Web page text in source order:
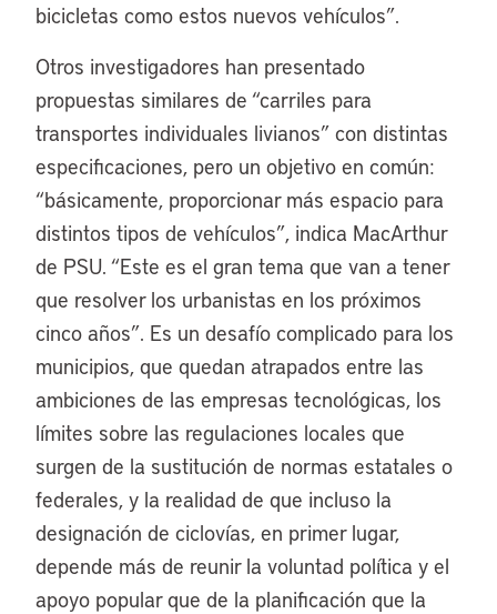
bicicletas como estos nuevos vehículos”.
Otros investigadores han presentado
propuestas similares de “carriles para
transportes individuales livianos” con distintas
especificaciones, pero un objetivo en común:
“básicamente, proporcionar más espacio para
distintos tipos de vehículos”, indica MacArthur
de PSU. “Este es el gran tema que van a tener
que resolver los urbanistas en los próximos
cinco años”. Es un desafío complicado para los
municipios, que quedan atrapados entre las
ambiciones de las empresas tecnológicas, los
límites sobre las regulaciones locales que
surgen de la sustitución de normas estatales o
federales, y la realidad de que incluso la
designación de ciclovías, en primer lugar,
depende más de reunir la voluntad política y el
apoyo popular que de la planificación que la